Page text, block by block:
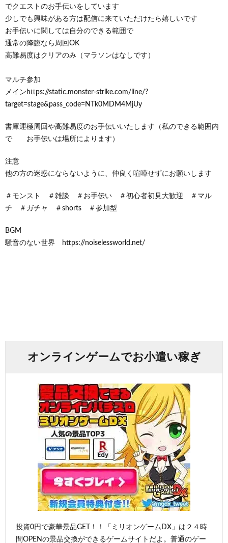
でクエストのお手伝いをしています
少しでも興味がある方は配信に来ていただけたら嬉しいです
お手伝いに関しては自分のできる範囲で
通常の降臨なら周回OK
高難易度はクリアのみ（マラソンはなしです）
マルチ参加
メインhttps://static.monster-strike.com/line/?
target=stage&pass_code=NTk0MDM4MjUy
書庫運極周回や高難易度のお手伝いいたします（私のできる範囲内
で お手伝いは場所によります）
注意
他の方の迷惑にならないように、仲良く喧嘩せずにお願いします
＃モンスト ＃雑談 ＃お手伝い ＃初心者初見大歓迎 ＃マル
チ ＃ガチャ ＃shorts ＃参加型
BGM
騒音のない世界 https://noiselessworld.net/
オンラインゲームでお小遣い稼ぎ
投資0円で豪華景品GET！！「ミリオンゲームDX」は２４時
間OPENの景品交換ができるゲームサイトだよ。普通のゲー